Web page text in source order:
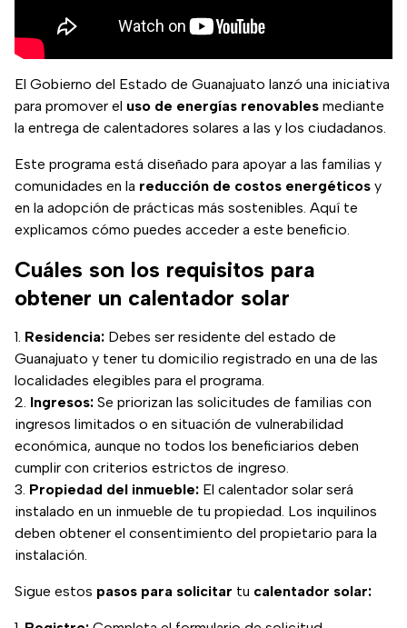
El Gobierno del Estado de Guanajuato lanzó una iniciativa
para promover el uso de energías renovables mediante
la entrega de calentadores solares a las y los ciudadanos.
Este programa está diseñado para apoyar a las familias y
comunidades en la reducción de costos energéticos y
en la adopción de prácticas más sostenibles. Aquí te
explicamos cómo puedes acceder a este beneficio.
Cuáles son los requisitos para
obtener un calentador solar
Residencia: Debes ser residente del estado de
Guanajuato y tener tu domicilio registrado en una de las
localidades elegibles para el programa.
Ingresos: Se priorizan las solicitudes de familias con
ingresos limitados o en situación de vulnerabilidad
económica, aunque no todos los beneficiarios deben
cumplir con criterios estrictos de ingreso.
Propiedad del inmueble: El calentador solar será
instalado en un inmueble de tu propiedad. Los inquilinos
deben obtener el consentimiento del propietario para la
instalación.
Sigue estos pasos para solicitar tu calentador solar: